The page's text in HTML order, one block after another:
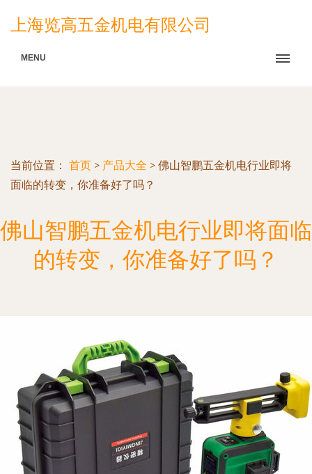
上海览高五金机电有限公司
MENU
当前位置： 首页 > 产品大全 > 佛山智鹏五金机电行业即将
面临的转变，你准备好了吗？
佛山智鹏五金机电行业即将面临
的转变，你准备好了吗？